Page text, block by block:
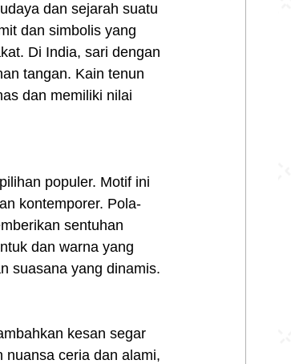
dan sejarah suatu
dan simbolis yang
Di India, sari dengan
tangan. Kain tenun
dan memiliki nilai
populer. Motif ini
kontemporer. Pola-
sentuhan
dan warna yang
suasana yang dinamis.
kesan segar
nuansa ceria dan alami,